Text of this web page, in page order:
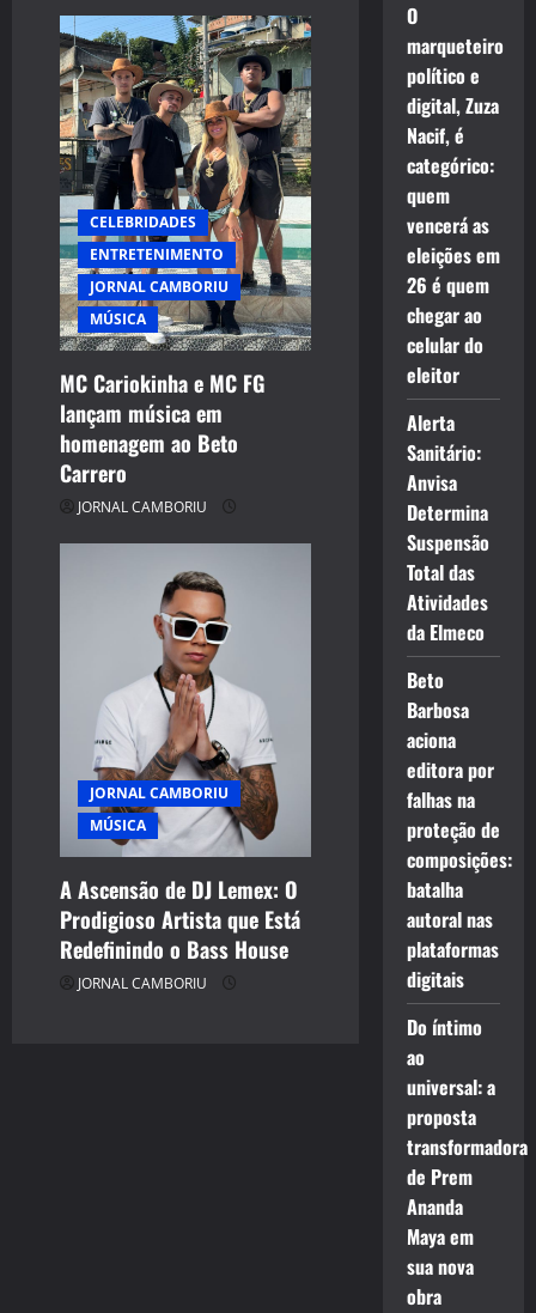
CELEBRIDADES
ENTRETENIMENTO
JORNAL CAMBORIU
MÚSICA
MC Cariokinha e MC FG
lançam música em
homenagem ao Beto
Carrero
JORNAL CAMBORIU
JORNAL CAMBORIU
MÚSICA
A Ascensão de DJ Lemex: O
Prodigioso Artista que Está
Redefinindo o Bass House
JORNAL CAMBORIU
O
marqueteiro
político e
digital, Zuza
Nacif, é
categórico:
quem
vencerá as
eleições em
26 é quem
chegar ao
celular do
eleitor
Alerta
Sanitário:
Anvisa
Determina
Suspensão
Total das
Atividades
da Elmeco
Beto
Barbosa
aciona
editora por
falhas na
proteção de
composições:
batalha
autoral nas
plataformas
digitais
Do íntimo
ao
universal: a
proposta
transformadora
de Prem
Ananda
Maya em
sua nova
obra